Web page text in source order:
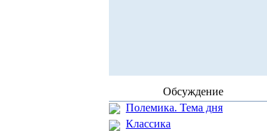
Обсуждение
Полемика. Тема дня
Классика